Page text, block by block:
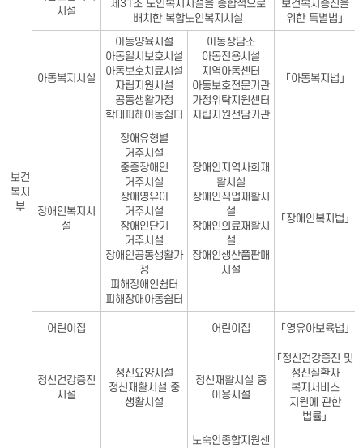
보건
복지
부
시설
제31조 노인복지시설을 종합적으로
배치한 복합노인복지시설
보건복지증진을
위한 특별법」
아동복지시설
아동양육시설
아동일시보호시설
아동보호치료시설
자립지원시설
공동생활가정
학대피해아동쉼터
아동상담소
아동전용시설
지역아동센터
아동보호전문기관
가정위탁지원센터
자립지원전담기관
「아동복지법」
장애인복지시
설
장애유형별
거주시설
중증장애인
거주시설
장애영유아
거주시설
장애인단기
거주시설
장애인공동생활가
정
피해장애인쉼터
피해장애아동쉼터
장애인지역사회재
활시설
장애인직업재활시
설
장애인의료재활시
설
장애인생산품판매
시설
「장애인복지법」
어린이집 어린이집 「영유아보육법」
정신건강증진
시설
정신요양시설
정신재활시설 중
생활시설
정신재활시설 중
이용시설
「정신건강증진 및
정신질환자
복지서비스
지원에 관한
법률」
노숙인종합지원센